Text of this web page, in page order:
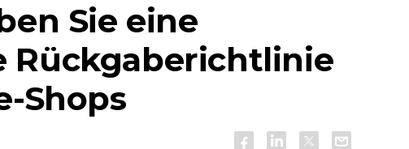
Sie eine
Rückgaberichtlinie
Shops